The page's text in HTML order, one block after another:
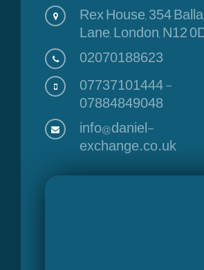
Rex House, 354
Lane, London, N12
02070188623
07737101444-
07884849048
info@daniel-
exchange.co.uk